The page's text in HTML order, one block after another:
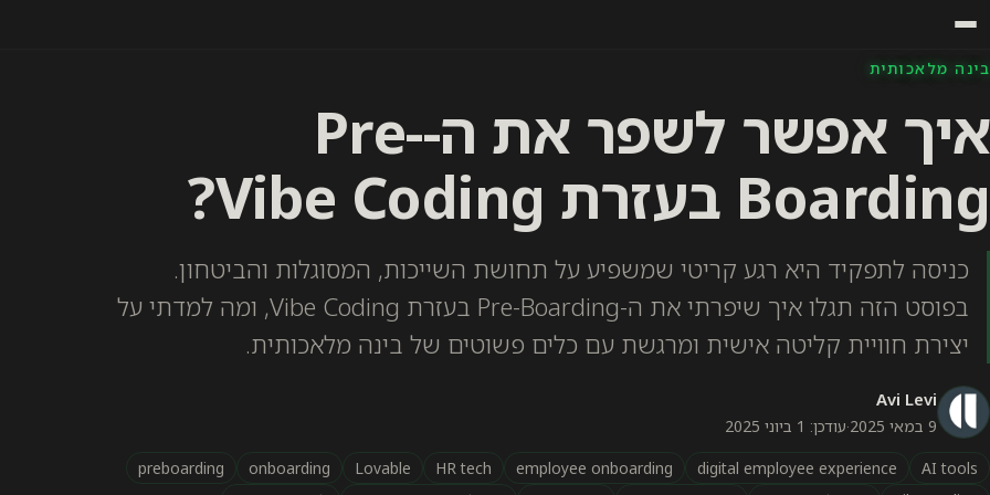
בינה מלאכותית
איך אפשר לשפר את ה-Pre-
Boarding בעזרת Vibe Coding?
כניסה לתפקיד היא רגע קריטי שמשפיע על תחושת השייכות, המסוגלות והביטחון.
בפוסט הזה תגלו איך שיפרתי את ה-Pre-Boarding בעזרת Vibe Coding, ומה למדתי על
יצירת חוויית קליטה אישית ומרגשת עם כלים פשוטים של בינה מלאכותית.
Avi Levi
9 במאי 2025 ·עודכן: 1 ביוני 2025
AI tools
digital employee experience
employee onboarding
HR tech
Lovable
onboarding
preboarding